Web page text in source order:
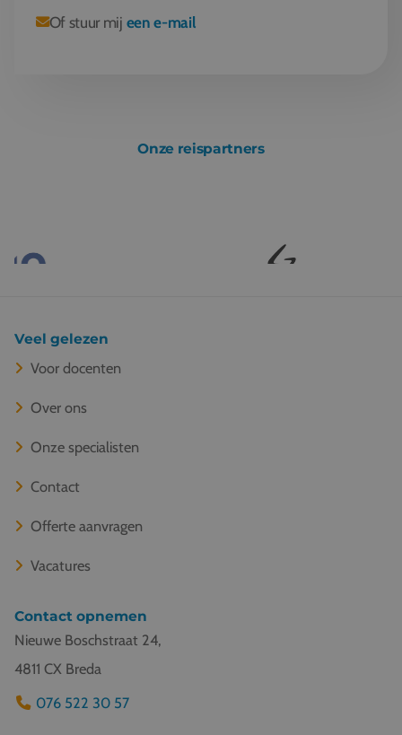
Of stuur mij een e-mail
Onze reispartners
Veel gelezen
Voor docenten
Over ons
Onze specialisten
Contact
Offerte aanvragen
Vacatures
Contact opnemen
Nieuwe Boschstraat 24,
4811 CX Breda
076 522 30 57